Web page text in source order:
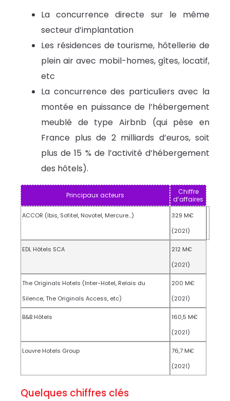
La concurrence directe sur le même
secteur d’implantation
Les résidences de tourisme, hôtellerie de
plein air avec mobil-homes, gîtes, locatif,
etc
La concurrence des particuliers avec la
montée en puissance de l’hébergement
meublé de type Airbnb (qui pèse en
France plus de 2 milliards d’euros, soit
plus de 15 % de l’activité d’hébergement
des hôtels).
Principaux acteurs
Chiffre
d’affaires
ACCOR (Ibis, Sofitel, Novotel, Mercure…)
329 M€
(2021)
EDL Hôtels SCA
212 M€
(2021)
The Originals Hotels (Inter-Hotel, Relais du
Silence, The Originals Access, etc)
200 M€
(2021)
B&B Hôtels
160,5 M€
(2021)
Louvre Hotels Group
76,7 M€
(2021)
Quelques chiffres clés